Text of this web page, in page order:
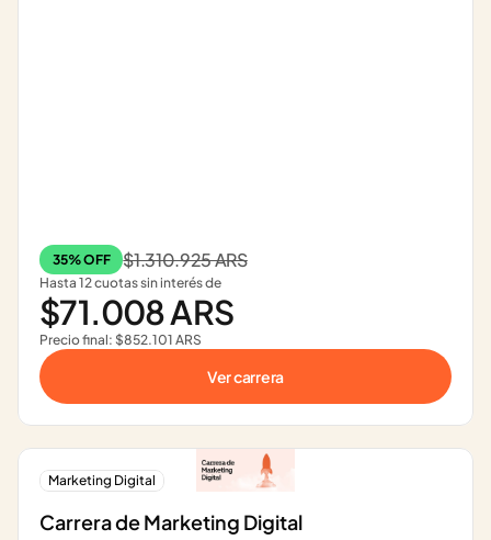
35% OFF $1.310.925 ARS
Hasta 12 cuotas sin interés de
$71.008 ARS
Precio final: $852.101 ARS
Ver carrera
Marketing Digital
Carrera de Marketing Digital